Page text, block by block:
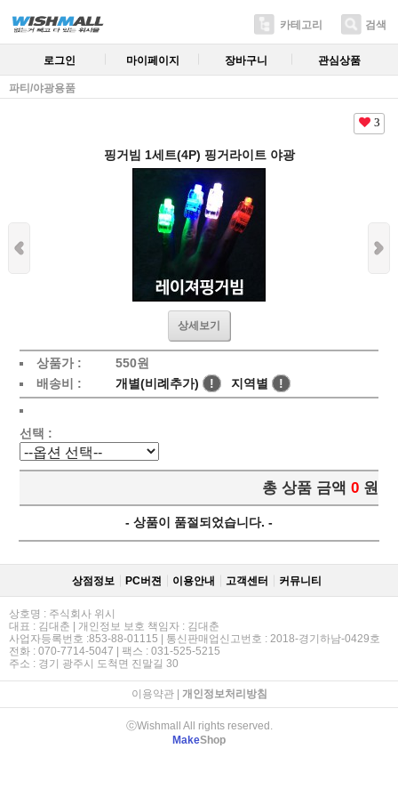
카테고리 검색
로그인 마이페이지 장바구니 관심상품
파티/야광용품
3
핑거빔 1세트(4P) 핑거라이트 야광
상세보기
상품가 :
550원
배송비 :
개별(비례추가) ! 지역별 !
선택 :
총 상품 금액 0 원
- 상품이 품절되었습니다. -
상점정보 PC버젼 이용안내 고객센터 커뮤니티
상호명 : 주식회사 위시
대표 : 김대춘 | 개인정보 보호 책임자 : 김대춘
사업자등록번호 :853-88-01115 | 통신판매업신고번호 : 2018-경기하남-0429호
전화 : 070-7714-5047 | 팩스 : 031-525-5215
주소 : 경기 광주시 도척면 진말길 30
이용약관| 개인정보처리방침
ⓒWishmall All rights reserved.
MakeShop